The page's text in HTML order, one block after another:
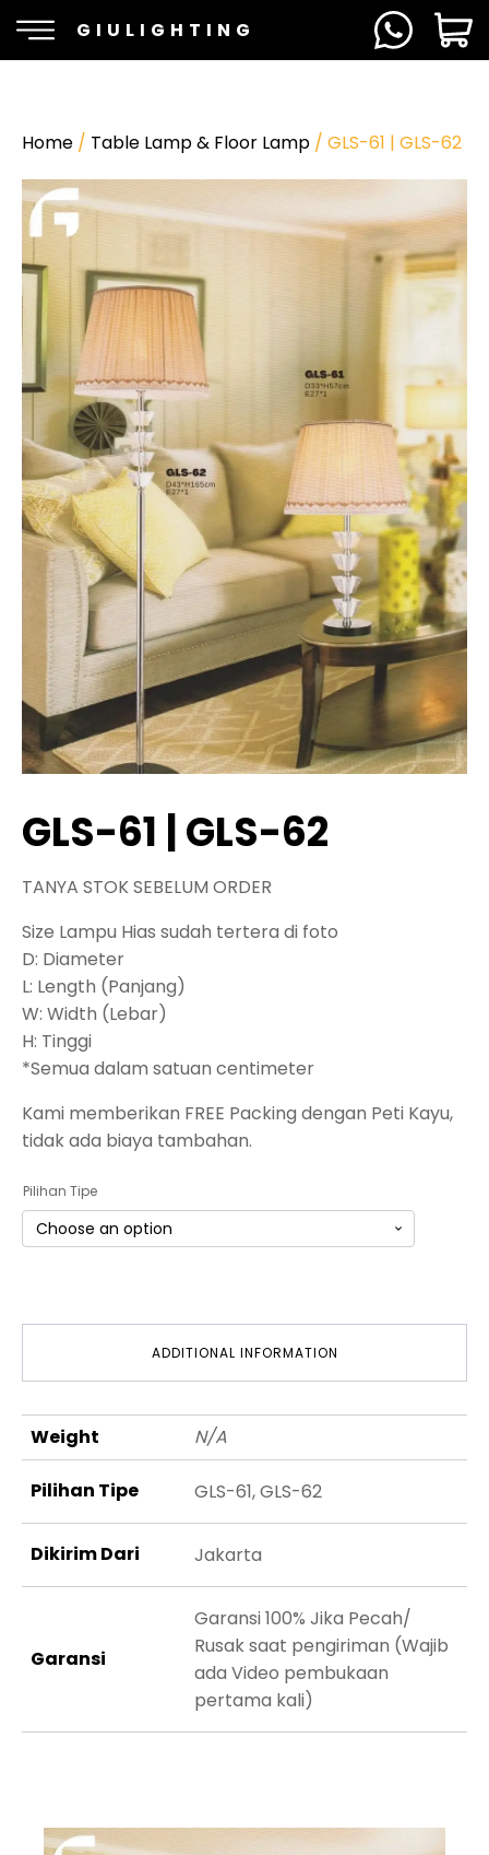
GIULIGHTING
Home / Table Lamp & Floor Lamp / GLS-61 | GLS-62
GLS-61 | GLS-62
TANYA STOK SEBELUM ORDER
Size Lampu Hias sudah tertera di foto
D: Diameter
L: Length (Panjang)
W: Width (Lebar)
H: Tinggi
*Semua dalam satuan centimeter
Kami memberikan FREE Packing dengan Peti Kayu,
tidak ada biaya tambahan.
Pilihan Tipe
ADDITIONAL INFORMATION
Weight N/A
Pilihan Tipe GLS-61, GLS-62
Dikirim Dari Jakarta
Garansi
Garansi 100% Jika Pecah/
Rusak saat pengiriman (Wajib
ada Video pembukaan
pertama kali)